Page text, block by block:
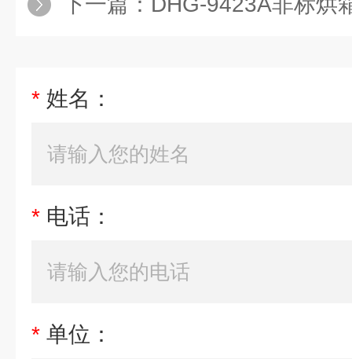
* 姓名：
* 电话：
* 单位：